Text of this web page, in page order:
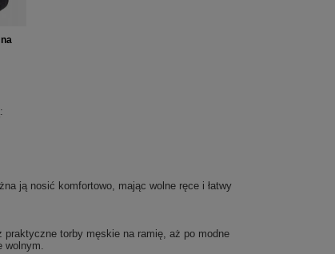
ją nosić komfortowo, mając wolne ręce i łatwy
torby męskie na ramię, aż po modne
wolnym.